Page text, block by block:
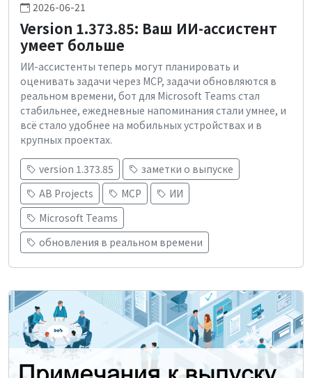
2026-06-21
Version 1.373.85: Ваш ИИ-ассистент
умеет больше
ИИ-ассистенты теперь могут планировать и
оценивать задачи через MCP, задачи обновляются в
реальном времени, бот для Microsoft Teams стал
стабильнее, ежедневные напоминания стали умнее, и
всё стало удобнее на мобильных устройствах и в
крупных проектах.
version 1.373.85
заметки о выпуске
AB Projects
MCP
ИИ
Microsoft Teams
обновления в реальном времени